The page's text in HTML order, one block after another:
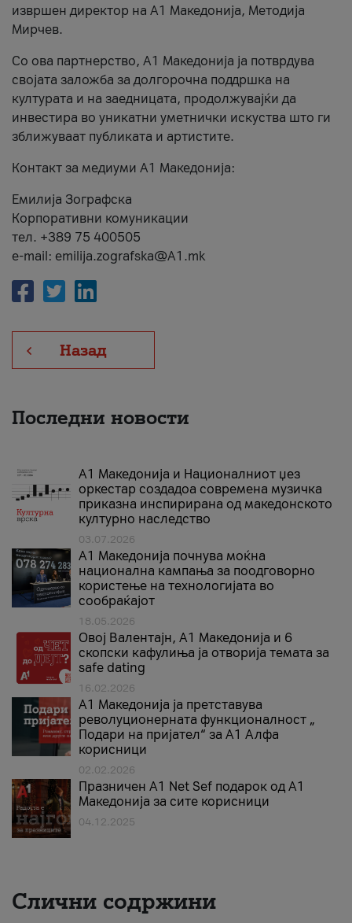
извршен директор на A1 Македонија, Методија
Мирчев.
Со ова партнерство, A1 Македонија ја потврдува
својата заложба за долгорочна поддршка на
културата и на заедницата, продолжувајќи да
инвестира во уникатни уметнички искуства што ги
зближуваат публиката и артистите.
Контакт за медиуми А1 Македонија:
Емилија Зографска
Корпоративни комуникации
тел. +389 75 400505
e-mail: emilija.zografska@A1.mk
Назад
Последни новости
А1 Македонија и Националниот џез
оркестар создадоа современа музичка
приказна инспирирана од македонското
културно наследство
03.07.2026
A1 Македонија почнува моќна
национална кампања за поодговорно
користење на технологијата во
сообраќајот
18.05.2026
Овој Валентајн, A1 Македонија и 6
скопски кафулиња ја отворија темата за
safe dating
16.02.2026
А1 Македонија ја претставува
револуционерната функционалност „
Подари на пријател“ за А1 Алфа
корисници
02.02.2026
Празничен A1 Net Sеf подарок од А1
Македонија за сите корисници
04.12.2025
Слични содржини